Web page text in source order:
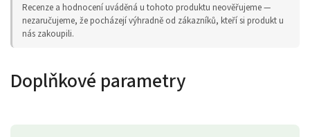
Recenze a hodnocení uváděná u tohoto produktu neověřujeme —
nezaručujeme, že pocházejí výhradně od zákazníků, kteří si produkt u
nás zakoupili.
Doplňkové parametry